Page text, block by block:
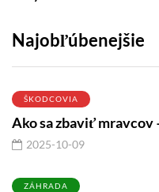
Najobľúbenejšie
ŠKODCOVIA
Ako sa zbaviť mravcov
2025-10-09
ZÁHRADA